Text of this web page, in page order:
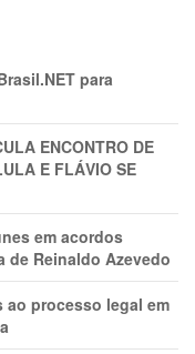
para
ENCONTRO DE
E FLÁVIO SE
em acordos
de Reinaldo Azevedo
ao processo legal em